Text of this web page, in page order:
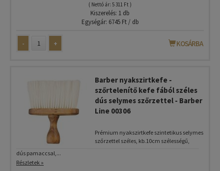
( Nettó ár: 5 311 Ft )
Kiszerelés: 1 db
Egységár: 6745 Ft / db
- + KOSÁRBA
Barber nyakszirtkefe -
szőrtelenítő kefe fából széles
dús selymes szőrzettel - Barber
Line 00306
Prémium nyakszirtkefe szintetikus selymes
szőrzettel széles, kb.10cm szélességű,
dús pamaccsal,...
Részletek »